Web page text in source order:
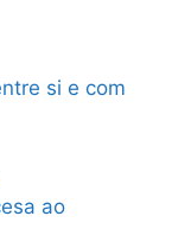
si e com
ao